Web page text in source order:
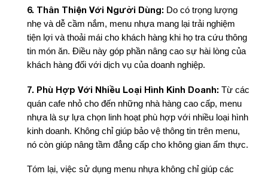
6. Thân Thiện Với Người Dùng: Do có trọng lượng
nhẹ và dễ cầm nắm, menu nhựa mang lại trải nghiệm
tiện lợi và thoải mái cho khách hàng khi họ tra cứu thông
tin món ăn. Điều này góp phần nâng cao sự hài lòng của
khách hàng đối với dịch vụ của doanh nghiệp.
7. Phù Hợp Với Nhiều Loại Hình Kinh Doanh: Từ các
quán cafe nhỏ cho đến những nhà hàng cao cấp, menu
nhựa là sự lựa chọn linh hoạt phù hợp với nhiều loại hình
kinh doanh. Không chỉ giúp bảo vệ thông tin trên menu,
nó còn giúp nâng tầm đẳng cấp cho không gian ẩm thực.
Tóm lại, việc sử dụng menu nhựa không chỉ giúp các